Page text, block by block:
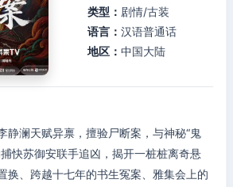
类型： 剧情/古装
语言： 汉语普通话
地区： 中国大陆
静澜天赋异禀，擅验尸断案，与神秘“鬼
快苏御安联手追凶，揭开一桩桩离奇悬
换、跨越十七年的书生冤案、雅集会上的